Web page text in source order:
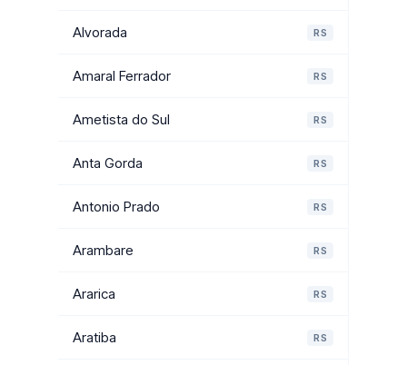
Alvorada RS
Amaral Ferrador RS
Ametista do Sul RS
Anta Gorda RS
Antonio Prado RS
Arambare RS
Ararica RS
Aratiba RS